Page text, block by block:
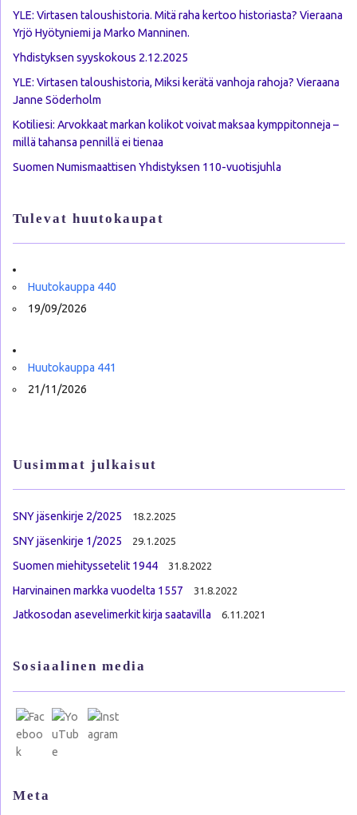
YLE: Virtasen taloushistoria. Mitä raha kertoo historiasta? Vieraana
Yrjö Hyötyniemi ja Marko Manninen.
Yhdistyksen syyskokous 2.12.2025
YLE: Virtasen taloushistoria, Miksi kerätä vanhoja rahoja? Vieraana
Janne Söderholm
Kotiliesi: Arvokkaat markan kolikot voivat maksaa kymppitonneja –
millä tahansa pennillä ei tienaa
Suomen Numismaattisen Yhdistyksen 110-vuotisjuhla
Tulevat huutokaupat
Huutokauppa 440
19/09/2026
Huutokauppa 441
21/11/2026
Uusimmat julkaisut
SNY jäsenkirje 2/2025 18.2.2025
SNY jäsenkirje 1/2025 29.1.2025
Suomen miehityssetelit 1944 31.8.2022
Harvinainen markka vuodelta 1557 31.8.2022
Jatkosodan asevelimerkit kirja saatavilla 6.11.2021
Sosiaalinen media
Meta